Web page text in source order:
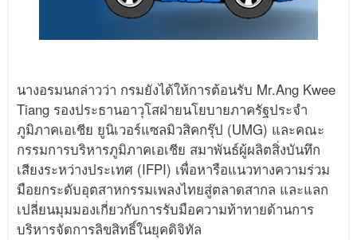
นางอรมนกล่าวว่า กรมยังได้ให้การต้อนรับ Mr.Ang Kwee
Tiang รองประธานอาวุโสฝ่ายนโยบายภาครัฐประจำ
ภูมิภาคเอเชีย ยูนิเวอร์แซลมิวสิคกรุ๊ป (UMG) และคณะ
กรรมการบริหารภูมิภาคเอเชีย สมาพันธ์ผู้ผลิตสิ่งบันทึก
เสียงระหว่างประเทศ (IFPI) เพื่อหารือแนวทางความร่วม
มือยกระดับอุตสาหกรรมเพลงไทยสู่ตลาดสากล และแลก
เปลี่ยนมุมมองเกี่ยวกับการรับมือความท้าทายด้านการ
บริหารจัดการลิขสิทธิ์ในยุคดิจิทัล